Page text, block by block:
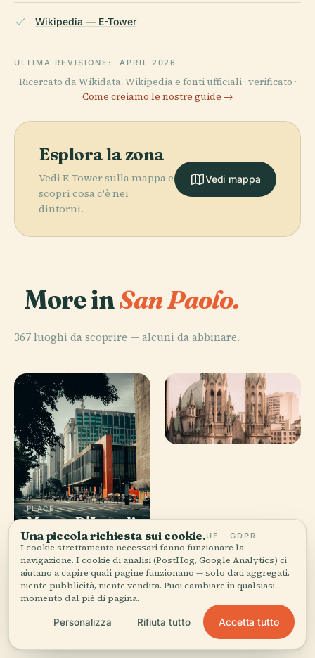
Wikipedia — E-Tower
ULTIMA REVISIONE: APRIL 2026
Ricercato da Wikidata, Wikipedia e fonti ufficiali · verificato ·
Come creiamo le nostre guide →
Esplora la zona
Vedi E-Tower sulla mappa e
scopri cosa c'è nei
dintorni.
Vedi mappa
More inSan Paolo.
367 luoghi da scoprire — alcuni da abbinare.
PLACE
Museo D'Arte di
San Paolo
Metropolitana
di San Paolo
PLACE
Avenida
Paulista
PLACE
Parco Statale
Albert Löfgren
Tutti i 367 luoghi di San Paolo
Una piccola richiesta sui cookie.UE · GDPR
I cookie strettamente necessari fanno funzionare la
navigazione. I cookie di analisi (PostHog, Google Analytics) ci
aiutano a capire quali pagine funzionano — solo dati aggregati,
niente pubblicità, niente vendita. Puoi cambiare in qualsiasi
momento dal piè di pagina.
Personalizza Rifiuta tutto Accetta tutto